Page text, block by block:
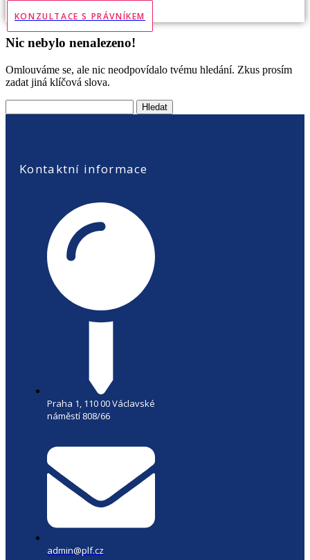
KONZULTACE S PRÁVNÍKEM
Nic nebylo nenalezeno!
Omlouváme se, ale nic neodpovídalo tvému hledání. Zkus prosím
zadat jiná klíčová slova.
Kontaktní informace
Praha 1, 110 00 Václavské
náměstí 808/66
admin@plf.cz